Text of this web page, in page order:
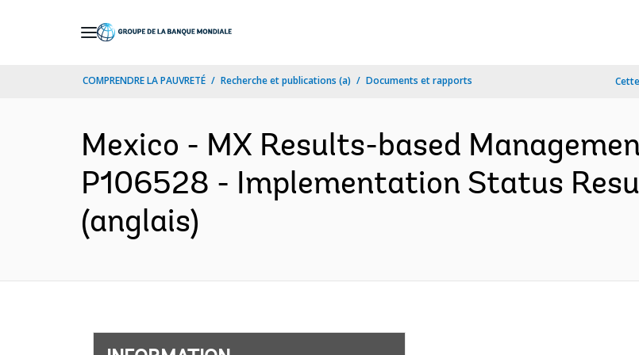
COMPRENDRE LA PAUVRETÉ Recherche et publications (a) Documents et rapports
Mexico - MX Results-based
P106528 - Implementation Status
(anglais)